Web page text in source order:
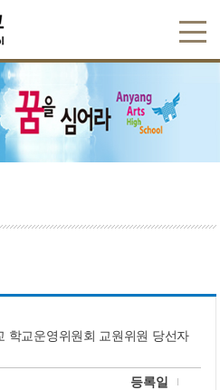
학교운영위원회 교원위원 당선자
등록일